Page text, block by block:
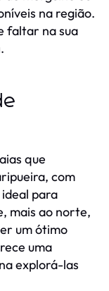
na região.
faltar na sua
.
que
com
para
mais ao norte,
um ótimo
uma
explorá-las